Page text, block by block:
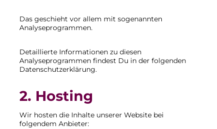
Das geschieht vor allem mit sogenannten
Analyseprogrammen.
Detaillierte Informationen zu diesen
Analyseprogrammen findest Du in der folgenden
Datenschutzerklärung.
2. Hosting
Wir hosten die Inhalte unserer Website bei
folgendem Anbieter: